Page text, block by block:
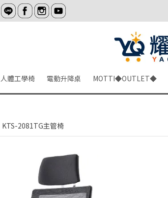
人體工學椅 電動升降桌 MOTTI◆OUTLET◆
KTS-2081TG主管椅